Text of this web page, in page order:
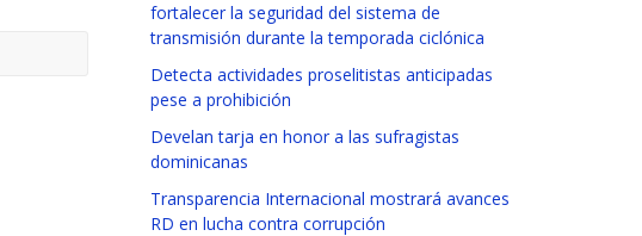
fortalecer la seguridad del sistema de
transmisión durante la temporada ciclónica
Detecta actividades proselitistas anticipadas
pese a prohibición
Develan tarja en honor a las sufragistas
dominicanas
Transparencia Internacional mostrará avances
RD en lucha contra corrupción